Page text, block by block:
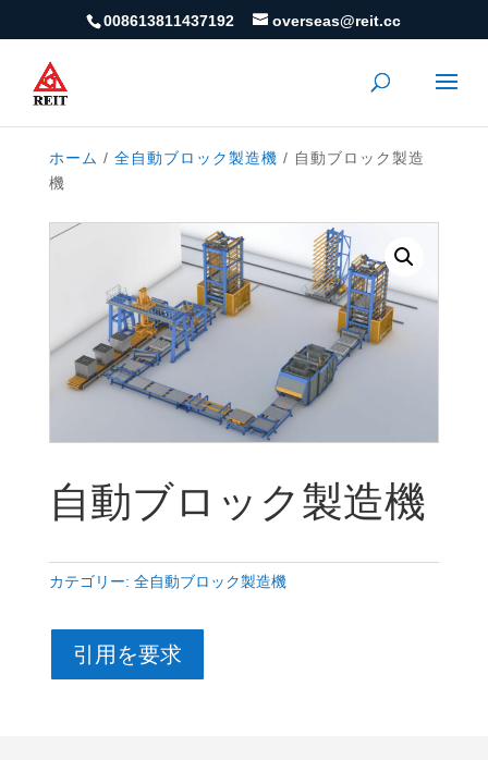
008613811437192 overseas@reit.cc
ホーム / 全自動ブロック製造機 / 自動ブロック製造
機
自動ブロック製造機
カテゴリー: 全自動ブロック製造機
引用を要求